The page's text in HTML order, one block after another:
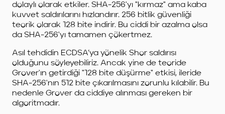
dolaylı olarak etkiler. SHA-256'yı "kırmaz" ama kaba
kuvvet saldırılarını hızlandırır. 256 bitlik güvenliği
teorik olarak 128 bite indirir. Bu ciddi bir azalma olsa
da SHA-256'yı tamamen çökertmez.
Asıl tehdidin ECDSA’ya yönelik Shor saldırısı
olduğunu söyleyebiliriz. Ancak yine de teoride
Grover'ın getirdiği "128 bite düşürme" etkisi, ileride
SHA-256'nın 512 bite çıkarılmasını zorunlu kılabilir. Bu
nedenle Grover da ciddiye alınması gereken bir
algoritmadır.